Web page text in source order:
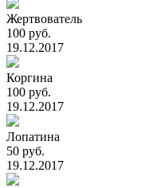
Жертвователь
100 руб.
19.12.2017
Коргина
100 руб.
19.12.2017
Лопатина
50 руб.
19.12.2017